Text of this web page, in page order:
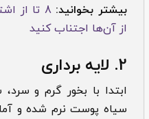
بیشتر بخوانید:
8 تا از
از آن‌ها اجتناب کنید
2. لایه برداری
ابتدا با بخور گرم و
سیاه پوست نرم شده و